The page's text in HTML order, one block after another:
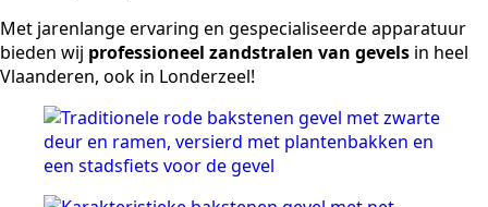
Met jarenlange ervaring en gespecialiseerde apparatuur
bieden wij professioneel zandstralen van gevels in heel
Vlaanderen, ook in Londerzeel!